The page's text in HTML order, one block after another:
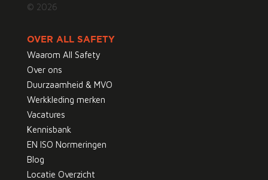
© 2026
OVER ALL SAFETY
Waarom All Safety
Over ons
Duurzaamheid & MVO
Werkkleding merken
Vacatures
Kennisbank
EN ISO Normeringen
Blog
Locatie Overzicht